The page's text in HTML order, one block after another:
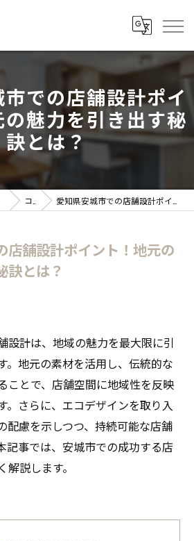
での店舗設計ポイ
魅力を引き出す秘
訣とは？
コラム 愛知県安城市での店舗設計ポイント！地元の魅力を引き出す秘訣とは？
店舗設計ポイント！地元の
訣とは？
設計は、地域の魅力を最大限に引
。地元の素材を活用し、伝統的な
ことで、店舗空間に地域性を反映
。さらに、エコデザインを取り入
配慮を示しつつ、持続可能な店舗
記事では、安城市での成功する店
説します。